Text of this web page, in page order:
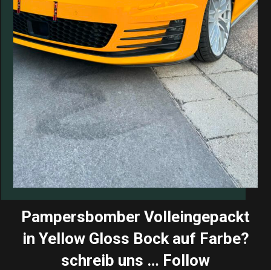
Pampersbomber Volleingepackt
in Yellow Gloss Bock auf Farbe?
schreib uns … Follow